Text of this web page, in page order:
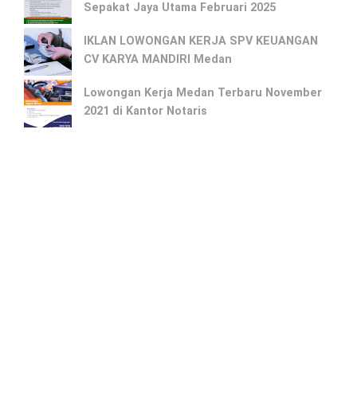
Sepakat Jaya Utama Februari 2025
IKLAN LOWONGAN KERJA SPV KEUANGAN
CV KARYA MANDIRI Medan
Lowongan Kerja Medan Terbaru November
2021 di Kantor Notaris